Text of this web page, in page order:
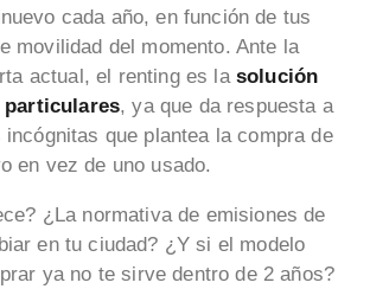
cada año, en función de tus
movilidad del momento. Ante la
actual, el renting es la solución
particulares, ya que da respuesta a
incógnitas que plantea la compra de
en vez de uno usado.
¿La normativa de emisiones de
en tu ciudad? ¿Y si el modelo
ya no te sirve dentro de 2 años?